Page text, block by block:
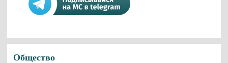
Общество